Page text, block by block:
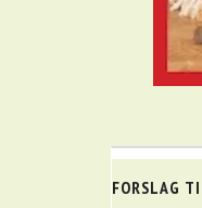
FORSLAG